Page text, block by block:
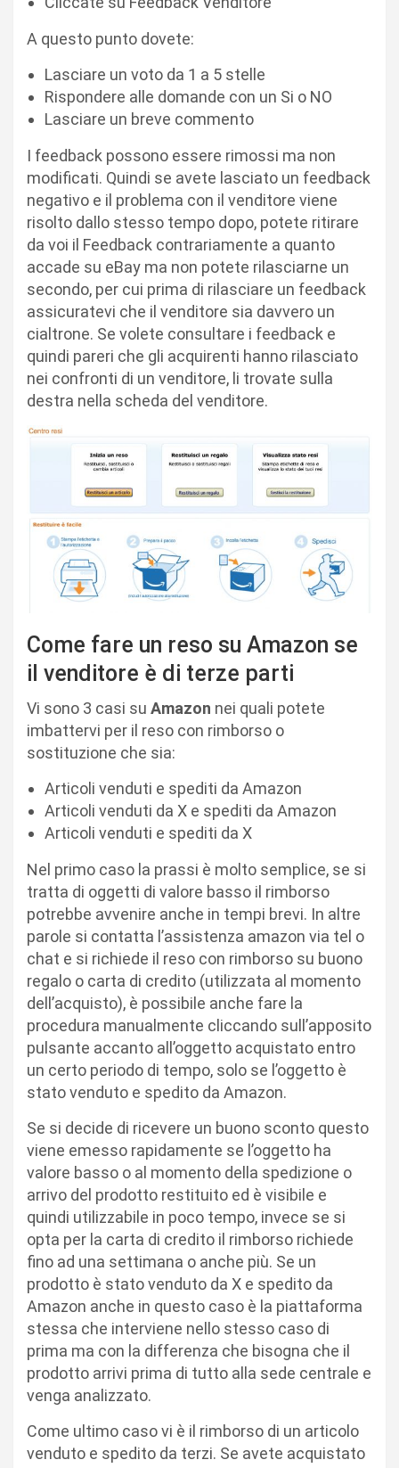
A questo punto dovete:
Lasciare un voto da 1 a 5 stelle
Rispondere alle domande con un Si o NO
Lasciare un breve commento
I feedback possono essere rimossi ma non
modificati. Quindi se avete lasciato un feedback
negativo e il problema con il venditore viene
risolto dallo stesso tempo dopo, potete ritirare
da voi il Feedback contrariamente a quanto
accade su eBay ma non potete rilasciarne un
secondo, per cui prima di rilasciare un feedback
assicuratevi che il venditore sia davvero un
cialtrone. Se volete consultare i feedback e
quindi pareri che gli acquirenti hanno rilasciato
nei confronti di un venditore, li trovate sulla
destra nella scheda del venditore.
Come fare un reso su Amazon se
il venditore è di terze parti
Vi sono 3 casi su Amazon nei quali potete
imbattervi per il reso con rimborso o
sostituzione che sia:
Articoli venduti e spediti da Amazon
Articoli venduti da X e spediti da Amazon
Articoli venduti e spediti da X
Nel primo caso la prassi è molto semplice, se si
tratta di oggetti di valore basso il rimborso
potrebbe avvenire anche in tempi brevi. In altre
parole si contatta l’assistenza amazon via tel o
chat e si richiede il reso con rimborso su buono
regalo o carta di credito (utilizzata al momento
dell’acquisto), è possibile anche fare la
procedura manualmente cliccando sull’apposito
pulsante accanto all’oggetto acquistato entro
un certo periodo di tempo, solo se l’oggetto è
stato venduto e spedito da Amazon.
Se si decide di ricevere un buono sconto questo
viene emesso rapidamente se l’oggetto ha
valore basso o al momento della spedizione o
arrivo del prodotto restituito ed è visibile e
quindi utilizzabile in poco tempo, invece se si
opta per la carta di credito il rimborso richiede
fino ad una settimana o anche più. Se un
prodotto è stato venduto da X e spedito da
Amazon anche in questo caso è la piattaforma
stessa che interviene nello stesso caso di
prima ma con la differenza che bisogna che il
prodotto arrivi prima di tutto alla sede centrale e
venga analizzato.
Come ultimo caso vi è il rimborso di un articolo
venduto e spedito da terzi. Se avete acquistato